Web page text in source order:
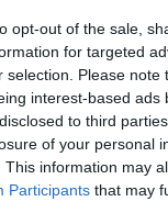
opt-out of the sale,
for targeted
selection. Please
interest-based
to third
of your personal
This information may
Participants that may